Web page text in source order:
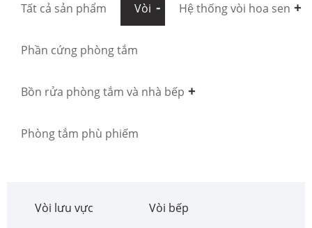
Tất cả sản phẩm Vòi Hệ thống vòi hoa sen
Phần cứng phòng tắm
Bồn rửa phòng tắm và nhà bếp
Phòng tắm phù phiếm
Vòi lưu vực Vòi bếp